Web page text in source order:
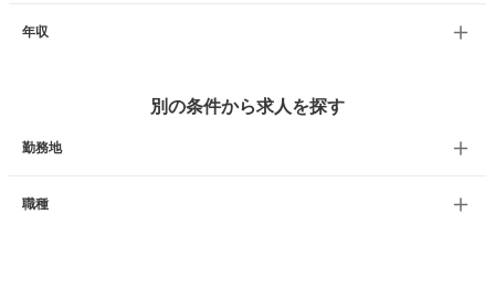
年収
別の条件から求人を探す
勤務地
職種